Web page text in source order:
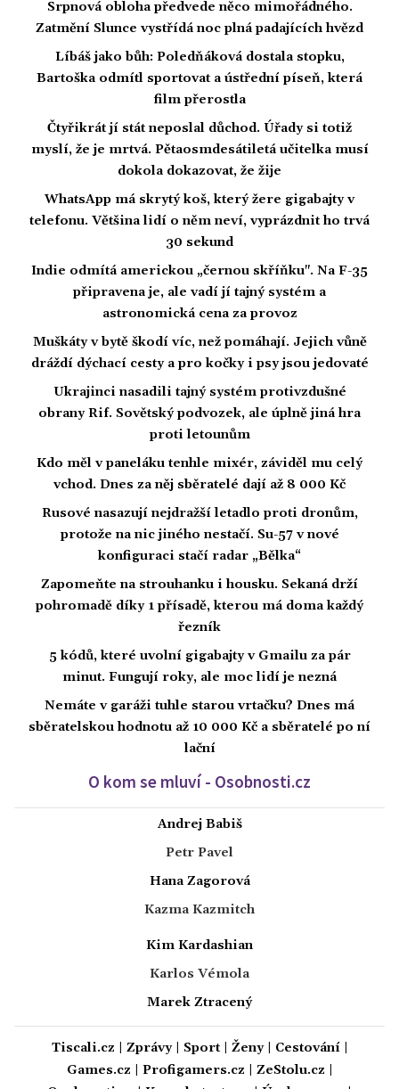
Srpnová obloha předvede něco mimořádného.
Zatmění Slunce vystřídá noc plná padajících hvězd
Líbáš jako bůh: Poledňáková dostala stopku,
Bartoška odmítl sportovat a ústřední píseň, která
film přerostla
Čtyřikrát jí stát neposlal důchod. Úřady si totiž
myslí, že je mrtvá. Pětaosmdesátiletá učitelka musí
dokola dokazovat, že žije
WhatsApp má skrytý koš, který žere gigabajty v
telefonu. Většina lidí o něm neví, vyprázdnit ho trvá
30 sekund
Indie odmítá americkou „černou skříňku". Na F-35
připravena je, ale vadí jí tajný systém a
astronomická cena za provoz
Muškáty v bytě škodí víc, než pomáhají. Jejich vůně
dráždí dýchací cesty a pro kočky i psy jsou jedovaté
Ukrajinci nasadili tajný systém protivzdušné
obrany Rif. Sovětský podvozek, ale úplně jiná hra
proti letounům
Kdo měl v paneláku tenhle mixér, záviděl mu celý
vchod. Dnes za něj sběratelé dají až 8 000 Kč
Rusové nasazují nejdražší letadlo proti dronům,
protože na nic jiného nestačí. Su-57 v nové
konfiguraci stačí radar „Bělka“
Zapomeňte na strouhanku i housku. Sekaná drží
pohromadě díky 1 přísadě, kterou má doma každý
řezník
5 kódů, které uvolní gigabajty v Gmailu za pár
minut. Fungují roky, ale moc lidí je nezná
Nemáte v garáži tuhle starou vrtačku? Dnes má
sběratelskou hodnotu až 10 000 Kč a sběratelé po ní
lační
O kom se mluví - Osobnosti.cz
Andrej Babiš
Petr Pavel
Hana Zagorová
Kazma Kazmitch
Kim Kardashian
Karlos Vémola
Marek Ztracený
Tiscali.cz Zprávy| Sport| Ženy| Cestování|
Games.cz
Profigamers.cz ZeStolu.cz